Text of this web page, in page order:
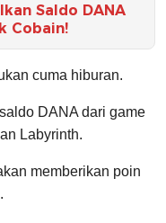
Saldo DANA
Cobain!
cuma hiburan.
DANA dari game
Labyrinth.
memberikan poin